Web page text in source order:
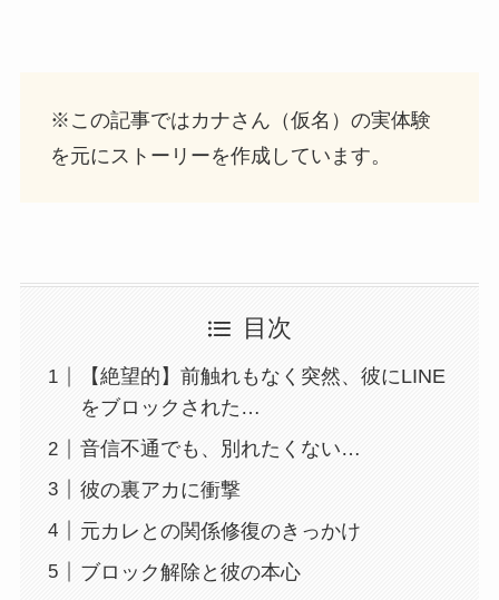
※この記事ではカナさん（仮名）の実体験
を元にストーリーを作成しています。
目次
【絶望的】前触れもなく突然、彼にLINE
をブロックされた…
音信不通でも、別れたくない…
彼の裏アカに衝撃
元カレとの関係修復のきっかけ
ブロック解除と彼の本心